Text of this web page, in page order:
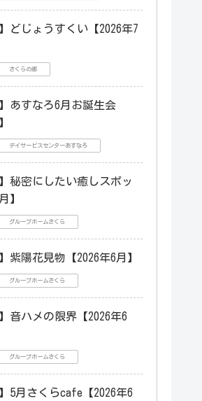
どじょうすくい【2026年7
さくらの郷
あすなろ6月お誕生会
デイサービスセンターあすなろ
秘密にしたい癒しスポッ
】
グループホームさくら
紫陽花見物【2026年6月】
グループホームさくら
音ハメの限界【2026年6
グループホームさくら
5月さくらcafe【2026年6